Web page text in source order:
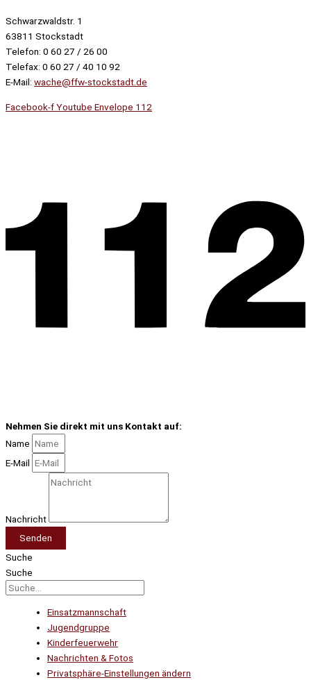
Schwarzwaldstr. 1
63811 Stockstadt
Telefon: 0 60 27 / 26 00
Telefax: 0 60 27 / 40 10 92
E-Mail: wache@ffw-stockstadt.de
Facebook-fYoutube Envelope 112
Nehmen Sie direkt mit uns Kontakt auf:
Name
E-Mail
Nachricht
Senden
Suche
Suche
Einsatzmannschaft
Jugendgruppe
Kinderfeuerwehr
Nachrichten & Fotos
Privatsphäre-Einstellungen ändern